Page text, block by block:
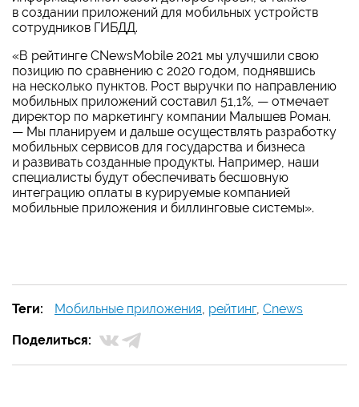
в создании приложений для мобильных устройств
сотрудников ГИБДД.
«В рейтинге CNewsMobile 2021 мы улучшили свою
позицию по сравнению с 2020 годом, поднявшись
на несколько пунктов. Рост выручки по направлению
мобильных приложений составил 51,1%, — отмечает
директор по маркетингу компании Малышев Роман.
— Мы планируем и дальше осуществлять разработку
мобильных сервисов для государства и бизнеса
и развивать созданные продукты. Например, наши
специалисты будут обеспечивать бесшовную
интеграцию оплаты в курируемые компанией
мобильные приложения и биллинговые системы».
Теги: Мобильные приложения, рейтинг, Cnews
Поделиться: